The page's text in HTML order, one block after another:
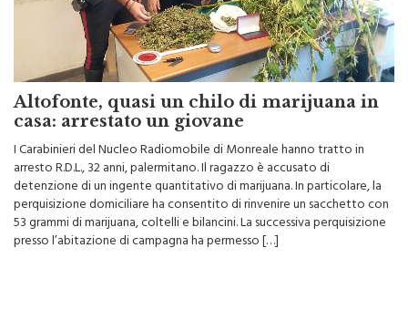
Altofonte, quasi un chilo di marijuana in
casa: arrestato un giovane
I Carabinieri del Nucleo Radiomobile di Monreale hanno tratto in
arresto R.D.L., 32 anni, palermitano. Il ragazzo è accusato di
detenzione di un ingente quantitativo di marijuana. In particolare, la
perquisizione domiciliare ha consentito di rinvenire un sacchetto con
53 grammi di marijuana, coltelli e bilancini. La successiva perquisizione